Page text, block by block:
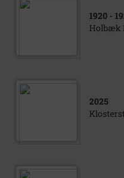
1920 -
Holbæk
2025